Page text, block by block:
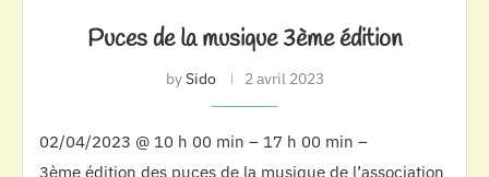
Puces de la musique 3ème édition
bySido 2 avril 2023
02/04/2023 @ 10 h 00 min – 17 h 00 min –
3ème édition des puces de la musique de l’association